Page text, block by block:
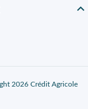
2026 Crédit Agricole